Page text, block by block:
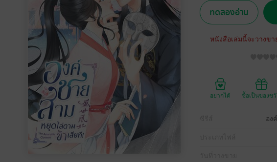
ทดลองอ่าน
หนังสือเล่มนี้จะวางข
อยากได้ ซื้อเป็นของข
อง